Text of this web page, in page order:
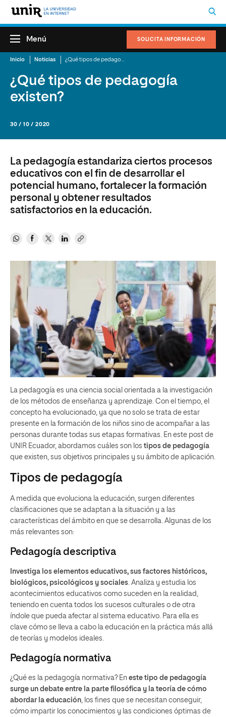
SOLICITA INFORMACIÓN
Menú
Inicio Noticias
¿Qué tipos de pedagogía
existen?
30 / 10 / 2020
La pedagogía estandariza ciertos procesos
educativos con el fin de desarrollar el
potencial humano, fortalecer la formación
personal y obtener resultados
satisfactorios en la educación.
La pedagogía es una ciencia social orientada a la investigación
de los métodos de enseñanza y aprendizaje. Con el tiempo, el
concepto ha evolucionado, ya que no solo se trata de estar
presente en la formación de los niños sino de acompañar a las
personas durante todas sus etapas formativas. En este post de
UNIR Ecuador, abordamos cuáles son los tipos de pedagogía
que existen, sus objetivos principales y su ámbito de aplicación.
Tipos de pedagogía
A medida que evoluciona la educación, surgen diferentes
clasificaciones que se adaptan a la situación y a las
características del ámbito en que se desarrolla. Algunas de los
más relevantes son:
Pedagogía descriptiva
Investiga los elementos educativos, sus factores históricos,
biológicos, psicológicos y sociales . Analiza y estudia los
acontecimientos educativos como suceden en la realidad,
teniendo en cuenta todos los sucesos culturales o de otra
índole que pueda afectar al sistema educativo. Para ella es
clave cómo se lleva a cabo la educación en la práctica más allá
de teorías y modelos ideales.
Pedagogía normativa
¿Qué es la pedagogía normativa? En este tipo de pedagogía
surge un debate entre la parte filosófica y la teoría de cómo
abordar la educación , los fines que se necesitan conseguir,
cómo impartir los conocimientos y las condiciones óptimas de